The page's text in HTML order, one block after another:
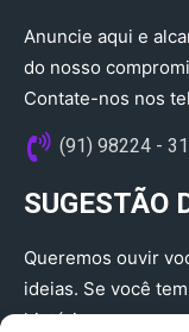
Anuncie aqui e
do nosso
Contate-nos nos
(91) 98224 -
SUGESTÃO
Queremos ouvir
ideias. Se você
história que